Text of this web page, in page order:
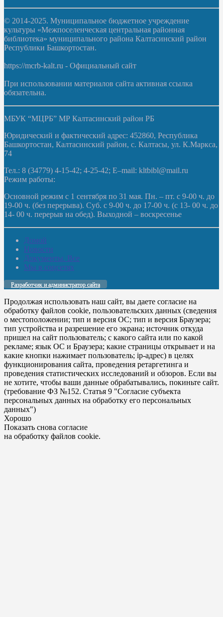
© 2014-2025. Муниципальное бюджетное учреждение
культуры «Межпоселенческая центральная районная
библиотека» муниципального района Калтасинский район
Республики Башкортостан.
https://mcrb-kalt.ru - Официальный сайт
При использовании материалов сайта активная ссылка
обязательна.
МБУК “МЦРБ” МР Калтасинский район РБ
Юридический и фактический адрес: 452860, Республика
Башкортостан, Калтасинский район, с. Калтасы, ул. К.Маркса,
74
Тел.: 8 (34779) 4-15-42; 4-25-42; E–mail: kltbibl@mail.ru
Режим работы:
Основной режим с 1 сентября по 31 мая. Пн. – пт. с 9-00 ч. до
19-00 ч. (без перерыва). Суб. с 9-00 ч. до 17-00 ч. (с 13- 00 ч. до
14- 00 ч. перерыв на обед). Выходной – воскресенье
Домой
Новости
Документы. Все
Мы в соцсетях
Разработчик и администратор сайта
Продолжая использовать наш сайт, вы даете согласие на
обработку файлов cookie, пользовательских данных (сведения
о местоположении; тип и версия ОС; тип и версия Браузера;
тип устройства и разрешение его экрана; источник откуда
пришел на сайт пользователь; с какого сайта или по какой
рекламе; язык ОС и Браузера; какие страницы открывает и на
какие кнопки нажимает пользователь; ip-адрес) в целях
функционирования сайта, проведения ретаргетинга и
проведения статистических исследований и обзоров. Если вы
не хотите, чтобы ваши данные обрабатывались, покиньте сайт.
(требование ФЗ №152. Статья 9 "Согласие субъекта
персональных данных на обработку его персональных
данных")
Хорошо
Показать снова согласие
на обработку файлов cookie.